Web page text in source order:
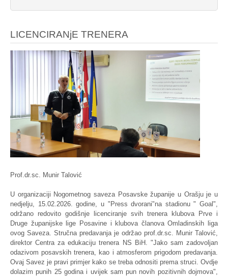
LICENCIRANjE TRENERA
Prof.dr.sc. Munir Talović
U organizaciji Nogometnog saveza Posavske županije u Orašju je u
nedjelju, 15.02.2026. godine, u "Press dvorani"na stadionu " Goal",
održano redovito godišnje licenciranje svih trenera klubova Prve i
Druge županijske lige Posavine i klubova članova Omladinskih liga
ovog Saveza. Stručna predavanja je održao prof.dr.sc. Munir Talović,
direktor Centra za edukaciju trenera NS BiH. "Jako sam zadovoljan
odazivom posavskih trenera, kao i atmosferom prigodom predavanja.
Ovaj Savez je pravi primjer kako se treba odnositi prema struci. Ovdje
dolazim punih 25 godina i uvijek sam pun novih pozitivnih dojmova",